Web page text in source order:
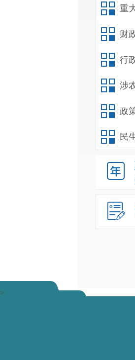
重
财
行
涉
政
民
>